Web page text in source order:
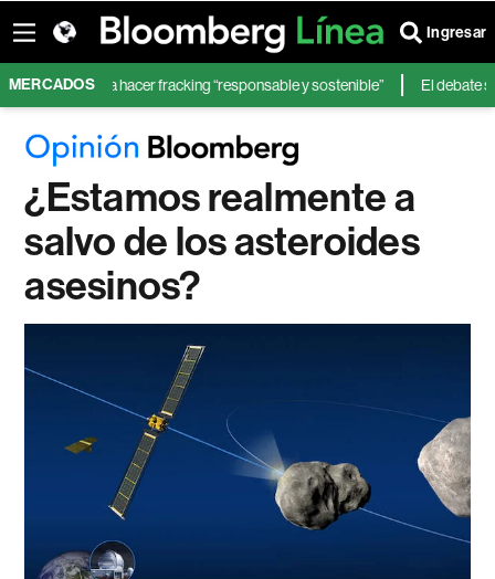
Ingresar
MERCADOSy a hacer fracking “responsable y sostenible” El debate
¿Estamos realmente a
salvo de los asteroides
asesinos?